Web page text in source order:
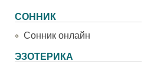
СОННИК
Сонник онлайн
ЭЗОТЕРИКА